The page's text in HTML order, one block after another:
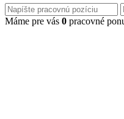
Máme pre vás 0 pracovné